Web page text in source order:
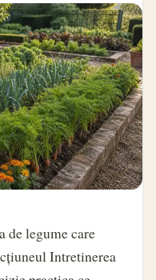
de legume care
Intretinerea